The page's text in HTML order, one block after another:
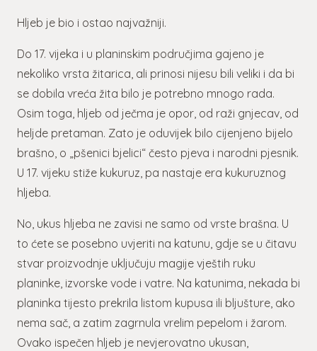
Hljeb je bio i ostao najvažniji.
Do 17. vijeka i u planinskim područjima gajeno je
nekoliko vrsta žitarica, ali prinosi nijesu bili veliki i da bi
se dobila vreća žita bilo je potrebno mnogo rada.
Osim toga, hljeb od ječma je opor, od raži gnjecav, od
heljde pretaman. Zato je oduvijek bilo cijenjeno bijelo
brašno, o „pšenici bjelici“ često pjeva i narodni pjesnik.
U 17. vijeku stiže kukuruz, pa nastaje era kukuruznog
hljeba.
No, ukus hljeba ne zavisi ne samo od vrste brašna. U
to ćete se posebno uvjeriti na katunu, gdje se u čitavu
stvar proizvodnje uključuju magije vještih ruku
planinke, izvorske vode i vatre. Na katunima, nekada bi
planinka tijesto prekrila listom kupusa ili bljušture, ako
nema sač, a zatim zagrnula vrelim pepelom i žarom.
Ovako ispečen hljeb je nevjerovatno ukusan,